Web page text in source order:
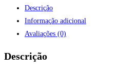
Descrição
Informação adicional
Avaliações (0)
Descrição